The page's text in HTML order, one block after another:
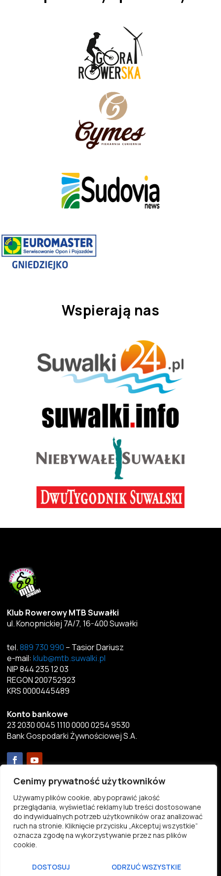
Cenimy prywatność użytkowników
Używamy plików cookie, aby poprawić jakość
przeglądania, wyświetlać reklamy lub treści dostosowane
do indywidualnych potrzeb użytkowników oraz analizować
ruch na stronie. Kliknięcie przycisku „Akceptuj wszystkie”
oznacza zgodę na wykorzystywanie przez nas plików
cookie.
DOSTOSUJ ODRZUĆ WSZYSTKIE
Wspierają nas
Klub Rowerowy MTB Suwałki
ul. Konopnickiej 7A/7, 16-400 Suwałki
tel.889 730 990 – Tasior Dariusz
e-mail: klub@mtb.suwalki.pl
NIP 844 235 12 03
REGON 200752923
KRS 0000445489
Konto bankowe
23 2030 0045 1110 0000 0254 9530
Bank Gospodarki Żywnościowej S.A.
Menu
Aktualności
Przekaż 1%
Statut
Pliki do pobrania